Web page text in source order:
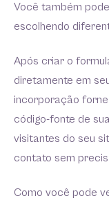
Você também
escolhendo
Após criar o
diretamente em
incorporação
código-fonte de
visitantes do seu
contato sem
Como você pode